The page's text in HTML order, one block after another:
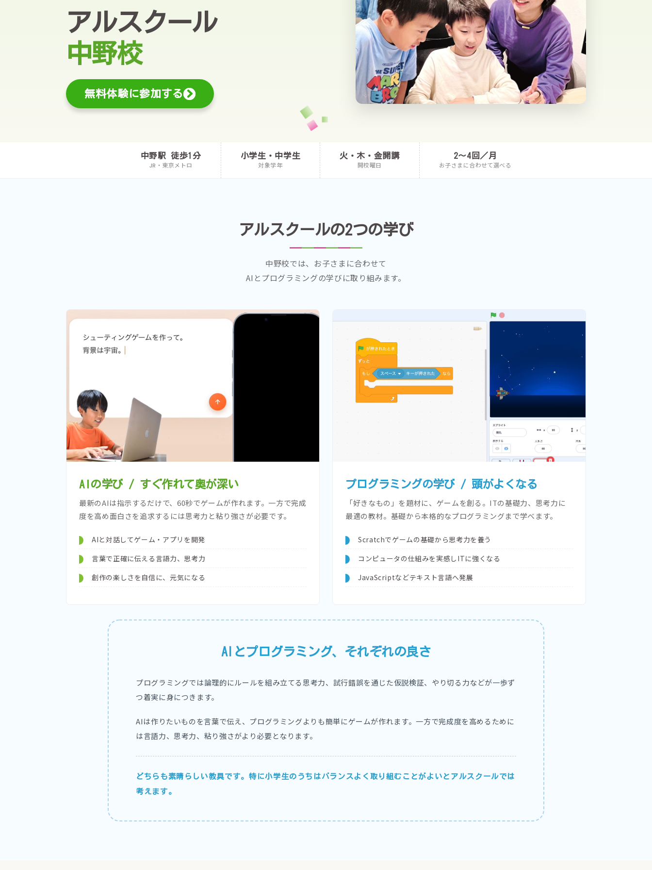
アルスクール
中野校
無料体験に参加する
中野駅 徒歩1分
JR・東京メトロ
小学生・中学生
対象学年
火・木・金開講
開校曜日
2〜4回／月
お子さまに合わせて選べる
アルスクールの2つの学び
中野校では、お子さまに合わせて
AIとプログラミングの学びに取り組みます。
AIの学び / すぐ作れて奥が深い
最新のAIは指示するだけで、60秒でゲームが作れます。一方で完成
度を高め面白さを追求するには思考力と粘り強さが必要です。
AIと対話してゲーム・アプリを開発
言葉で正確に伝える言語力、思考力
創作の楽しさを自信に、元気になる
プログラミングの学び / 頭がよくなる
「好きなもの」を題材に、ゲームを創る。ITの基礎力、思考力に
最適の教材。基礎から本格的なプログラミングまで学べます。
Scratchでゲームの基礎から思考力を養う
コンピュータの仕組みを実感しITに強くなる
JavaScriptなどテキスト言語へ発展
AIとプログラミング、それぞれの良さ
プログラミングでは論理的にルールを組み立てる思考力、試行錯誤を通じた仮説検証、やり切る力などが一歩ず
つ着実に身につきます。
AIは作りたいものを言葉で伝え、プログラミングよりも簡単にゲームが作れます。一方で完成度を高めるために
は言語力、思考力、粘り強さがより必要となります。
どちらも素晴らしい教具です。特に小学生のうちはバランスよく取り組むことがよいとアルスクールでは
考えます。